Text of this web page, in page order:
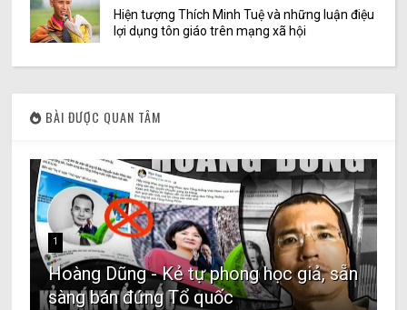
Hiện tượng Thích Minh Tuệ và những luận điệu
lợi dụng tôn giáo trên mạng xã hội
BÀI ĐƯỢC QUAN TÂM
1
Hoàng Dũng - Kẻ tự phong học giả, sẵn
sàng bán đứng Tổ quốc